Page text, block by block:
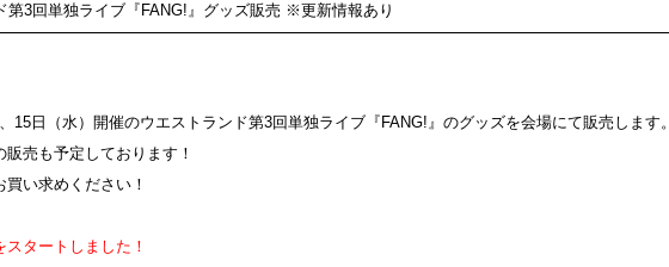
第3回単独ライブ『FANG!』グッズ販売 ※更新情報あり
15日（水）開催のウエストランド第3回単独ライブ『FANG!』のグッズを会場にて販売します。
売も予定しております！
い求めください！
タートしました！